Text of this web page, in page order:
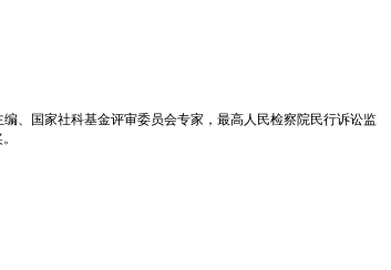
、国家社科基金评审委员会专家，最高人民检察院民行诉讼监